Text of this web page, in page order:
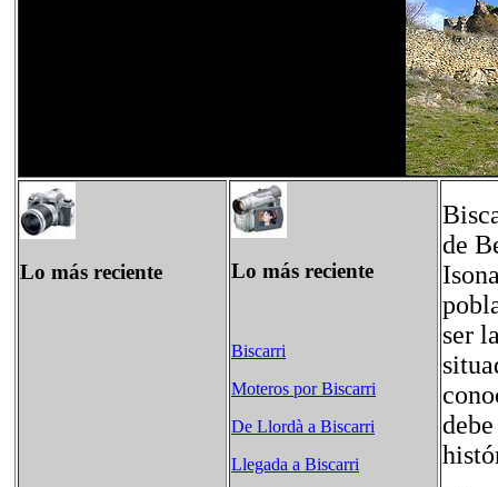
Lo más reciente Lo más reciente
Biscarri
Moteros por Biscarri
De Llordà a Biscarri
Llegada a Biscarri
de
ser